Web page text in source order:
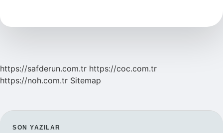
https://safderun.com.tr https://coc.com.tr
https://noh.com.tr Sitemap
SON YAZILAR